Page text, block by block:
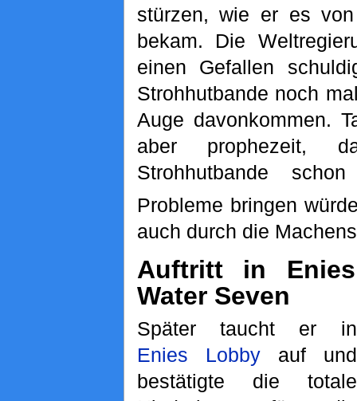
stürzen, wie er es
bekam. Die
einen Gefallen
Strohhutbande noch
Auge davonkommen.
aber prophezeit,
Strohhutbande
Probleme bringen
auch durch die
Auftritt in
Water Seven
Später taucht er in
Enies Lobbyauf und
bestätigte die totale